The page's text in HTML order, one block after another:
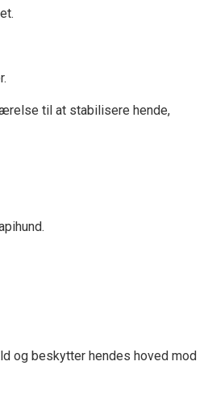
til at stabilisere hende,
og beskytter hendes hoved mod